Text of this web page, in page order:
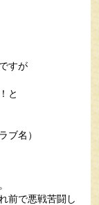
すが
と
ブ名）
前で悪戦苦闘し